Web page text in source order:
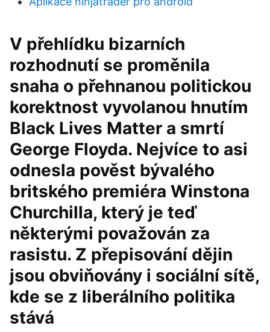
V přehlídku bizarních
rozhodnutí se proměnila
snaha o přehnanou politickou
korektnost vyvolanou hnutím
Black Lives Matter a smrtí
George Floyda. Nejvíce to asi
odnesla pověst bývalého
britského premiéra Winstona
Churchilla, který je teď
některými považován za
rasistu. Z přepisování dějin
jsou obviňovány i sociální sítě,
kde se z liberálního politika
stává